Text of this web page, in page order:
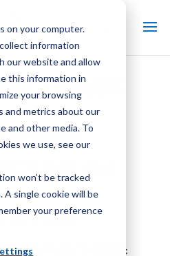
on your computer.
information
our website and allow
this information in
your browsing
and metrics about our
and other media. To
we use, see our
won’t be tracked
single cookie will be
your preference
工程数据和
替换零件
冷凝器 IOM
元冷却器
心式产品冷却器